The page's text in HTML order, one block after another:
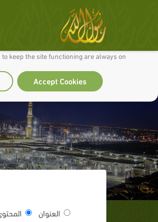
for you and so we can continually improve it.
keep the site functioning are always on
Accept Cookies
العنوان